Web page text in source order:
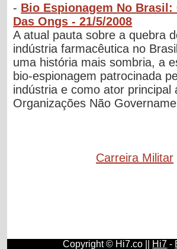
- Bio Espionagem No Brasil:
Das Ongs - 21/5/2008
A atual pauta sobre a quebra
indústria farmacêutica no
uma história mais sombria, a
bio-espionagem patrocinada
indústria e como ator principal
Organizações Não
Carreira Militar
Copyright © Hi7.co || Hi7 -